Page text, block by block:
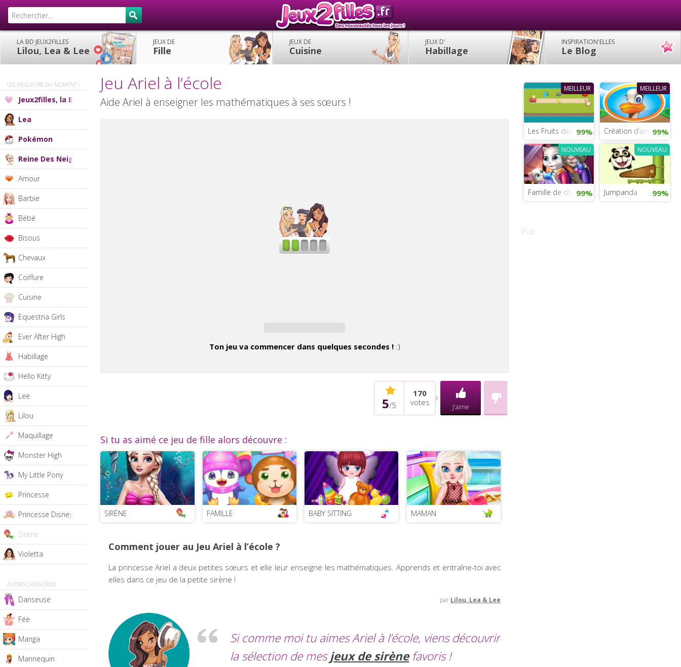
LA BD JEUX2FILLES
Lilou, Lea & Lee
JEUX DE
Fille
JEUX DE
Cuisine
JEUX D'
Habillage
INSPIRATION'ELLES
Le Blog
LES MEILLEURS DU MOMENT !
Jeux2filles, la BD
Lea
Pokémon
Reine Des Neiges
Amour
Barbie
Bébé
Bisous
Chevaux
Coiffure
Cuisine
Equestria Girls
Ever After High
Habillage
Hello Kitty
Lee
Lilou
Maquillage
Monster High
My Little Pony
Princesse
Princesse Disney
Sirène
Violetta
AUTRES CATÉGORIES
Danseuse
Fée
Manga
Mannequin
Jeu Ariel à l’école
Aide Ariel à enseigner les mathématiques à ses sœurs !
Ton jeu va commencer dans quelques secondes !:)
5/5
170
votes
J'aime
Si tu as aimé ce jeu de fille alors découvre :
SIRÈNE FAMILLE BABY SITTING MAMAN
Comment jouer au Jeu Ariel à l’école ?
La princesse Ariel a deux petites sœurs et elle leur enseigne les mathématiques. Apprends et entraîne-toi avec
elles dans ce jeu de la petite sirène !
par Lilou, Lea & Lee
Si comme moi tu aimes Ariel à l’école, viens découvrir
la sélection de mesjeux de sirènefavoris !
MEILLEUR
Les Fruits des Minions
99%
MEILLEUR
Création d’une ferme
99%
NOUVEAU
Famille de chats99%
NOUVEAU
Jumpanda 99%
Pub